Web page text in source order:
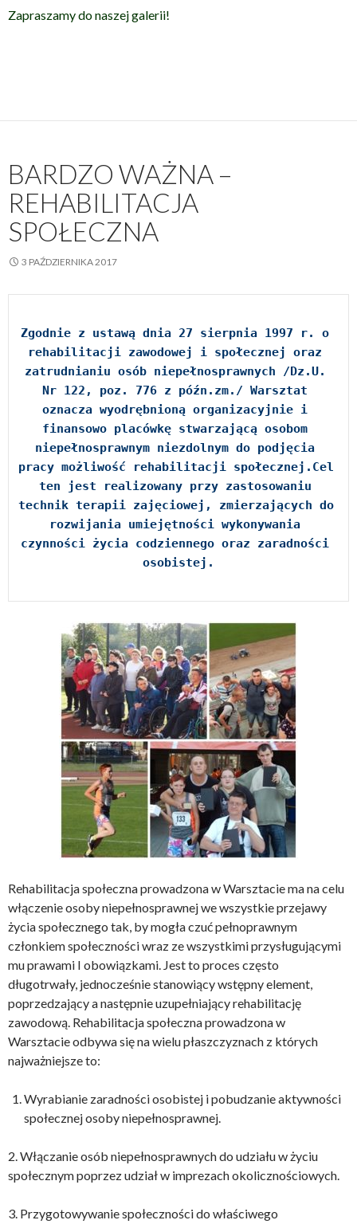
Zapraszamy do naszej galerii!
BARDZO WAŻNA –
REHABILITACJA
SPOŁECZNA
3 PAŹDZIERNIKA 2017
Zgodnie z ustawą dnia 27 sierpnia 1997 r. o
rehabilitacji zawodowej i społecznej oraz
zatrudnianiu osób niepełnosprawnych /Dz.U.
Nr 122, poz. 776 z późn.zm./ Warsztat
oznacza wyodrębnioną organizacyjnie i
finansowo placówkę stwarzającą osobom
niepełnosprawnym niezdolnym do podjęcia
pracy możliwość rehabilitacji społecznej.Cel
ten jest realizowany przy zastosowaniu
technik terapii zajęciowej, zmierzających do
rozwijania umiejętności wykonywania
czynności życia codziennego oraz zaradności
osobistej.
Rehabilitacja społeczna prowadzona w Warsztacie ma na celu
włączenie osoby niepełnosprawnej we wszystkie przejawy
życia społecznego tak, by mogła czuć pełnoprawnym
członkiem społeczności wraz ze wszystkimi przysługującymi
mu prawami I obowiązkami. Jest to proces często
długotrwały, jednocześnie stanowiący wstępny element,
poprzedzający a następnie uzupełniający rehabilitację
zawodową. Rehabilitacja społeczna prowadzona w
Warsztacie odbywa się na wielu płaszczyznach z których
najważniejsze to:
Wyrabianie zaradności osobistej i pobudzanie aktywności
społecznej osoby niepełnosprawnej.
2. Włączanie osób niepełnosprawnych do udziału w życiu
społecznym poprzez udział w imprezach okolicznościowych.
3. Przygotowywanie społeczności do właściwego